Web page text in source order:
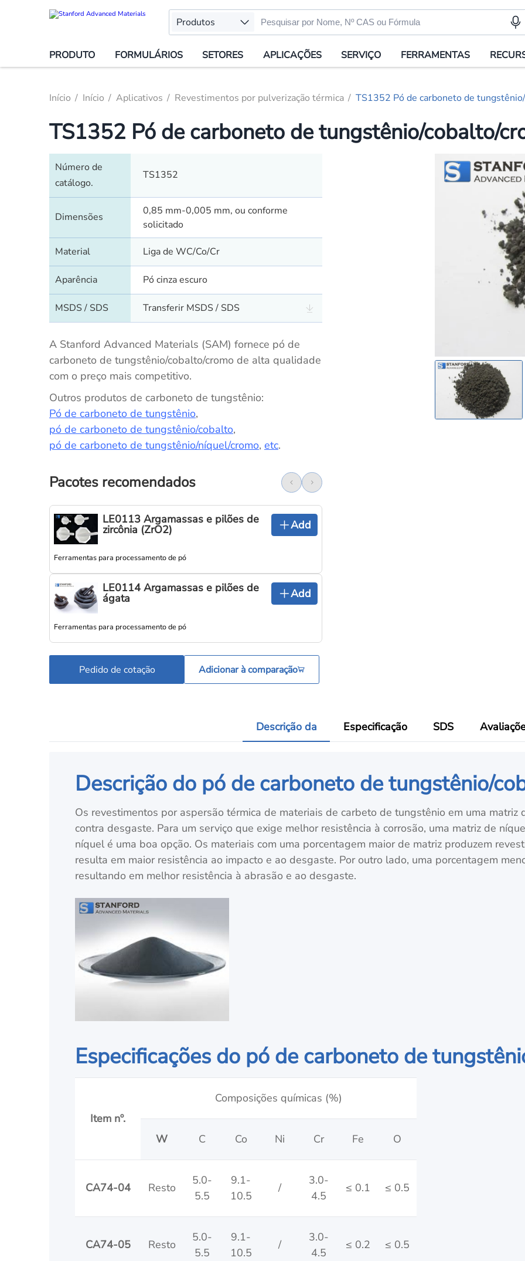
Produtos
PRODUTO FORMULÁRIOS SETORES APLICAÇÕES SERVIÇO FERRAMENTAS
Início Início Aplicativos Revestimentos por pulverização térmica TS1352 Pó de carboneto de
TS1352 Pó de carboneto de tungstênio/cobalto/
Número de
catálogo.
TS1352
Dimensões
0,85 mm-0,005 mm, ou conforme
solicitado
Material Liga de WC/Co/Cr
Aparência Pó cinza escuro
MSDS / SDS Transferir MSDS / SDS
A Stanford Advanced Materials (SAM) fornece pó de
carboneto de tungstênio/cobalto/cromo de alta qualidade
com o preço mais competitivo.
Outros produtos de carboneto de tungstênio:
Pó de carboneto de tungstênio,
pó de carboneto de tungstênio/cobalto,
pó de carboneto de tungstênio/níquel/cromo, etc.
Pacotes recomendados
LE0113 Argamassas e pilões de
zircônia (ZrO2) Add
Ferramentas para processamento de pó
LE0114 Argamassas e pilões de
ágata Add
Ferramentas para processamento de pó
Pedido de cotação Adicionar à comparação
Descrição da Especificação SDS
Descrição do pó de carboneto de tungstênio/
Os revestimentos por aspersão térmica de materiais de carbeto de tungstênio em uma matriz
contra desgaste. Para um serviço que exige melhor resistência à corrosão, uma matriz de
níquel é uma boa opção. Os materiais com uma porcentagem maior de matriz produzem
resulta em maior resistência ao impacto e ao desgaste. Por outro lado, uma porcentagem
resultando em melhor resistência à abrasão e ao desgaste.
Especificações do pó de carboneto de
Item nº.
Composições químicas (%)
W C Co Ni Cr Fe O
CA74-04 Resto
5.0-
5.5
9.1-
10.5
/
3.0-
4.5
≤ 0.1 ≤ 0.5
CA74-05 Resto
5.0-
5.5
9.1-
10.5
/
3.0-
4.5
≤ 0.2 ≤ 0.5